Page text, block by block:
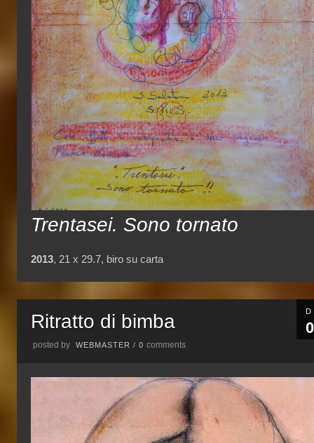
Trentasei. Sono tornato
2013, 21 x 29.7, biro su carta
Ritratto di bimba
posted by WEBMASTER /0comments